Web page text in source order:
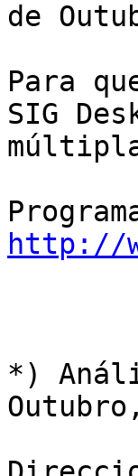
de
Para
SIG
http://
*)